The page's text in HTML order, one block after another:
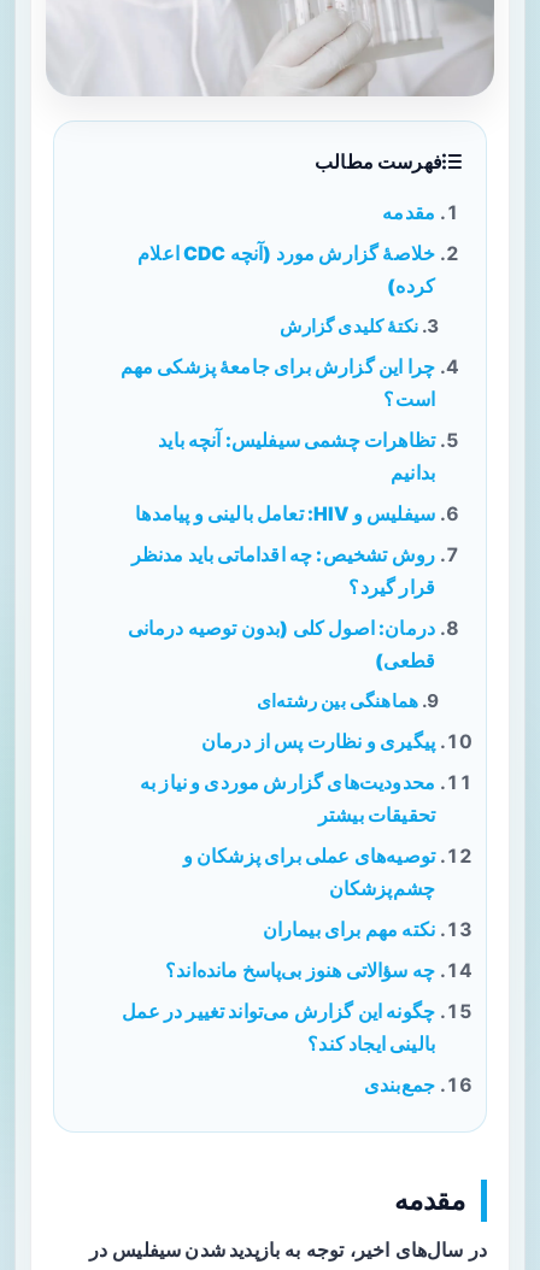
فهرست مطالب
مقدمه
خلاصهٔ گزارش مورد (آنچه CDC اعلام
کرده)
نکتهٔ کلیدی گزارش
چرا این گزارش برای جامعهٔ پزشکی مهم
است؟
تظاهرات چشمی سیفلیس: آنچه باید
بدانیم
سیفلیس و HIV: تعامل بالینی و پیامدها
روش تشخیص: چه اقداماتی باید مدنظر
قرار گیرد؟
درمان: اصول کلی (بدون توصیه درمانی
قطعی)
هماهنگی بین رشته‌ای
پیگیری و نظارت پس از درمان
محدودیت‌های گزارش موردی و نیاز به
تحقیقات بیشتر
توصیه‌های عملی برای پزشکان و
چشم‌پزشکان
نکته مهم برای بیماران
چه سؤالاتی هنوز بی‌پاسخ مانده‌اند؟
چگونه این گزارش می‌تواند تغییر در عمل
بالینی ایجاد کند؟
جمع‌بندی
مقدمه
در سال‌های اخیر، توجه به بازپدید شدن سیفلیس در